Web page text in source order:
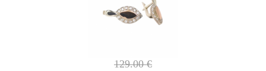
129.00€